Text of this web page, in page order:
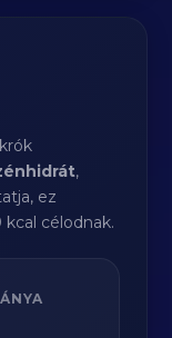
,
ez
célodnak.